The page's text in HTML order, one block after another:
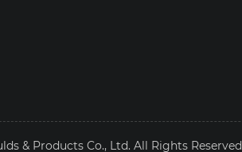
& Products Co., Ltd. All Rights Reserved